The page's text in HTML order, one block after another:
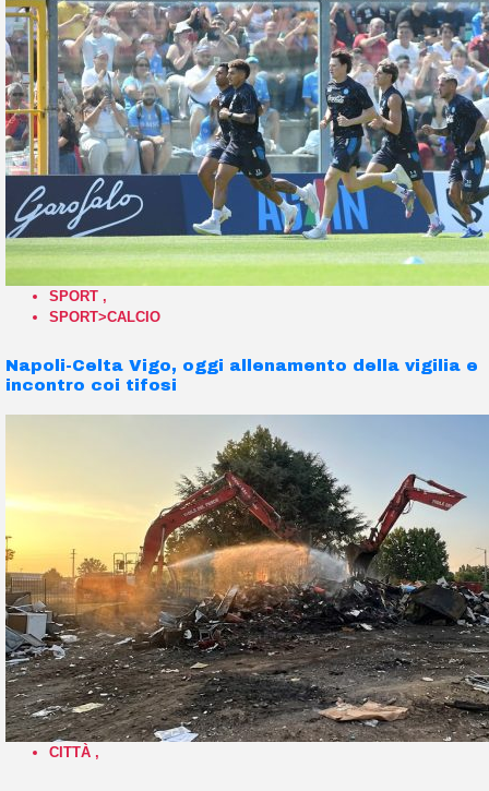
SPORT ,
SPORT>CALCIO
Napoli-Celta Vigo, oggi allenamento della vigilia e
incontro coi tifosi
CITTÀ ,